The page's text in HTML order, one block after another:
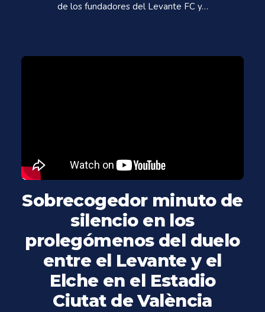
de los fundadores del Levante FC y…
Sobrecogedor minuto de
silencio en los
prolegómenos del duelo
entre el Levante y el
Elche en el Estadio
Ciutat de València